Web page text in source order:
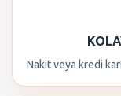
Nakit veya kredi